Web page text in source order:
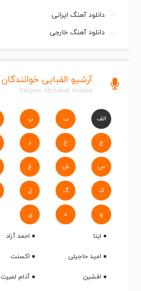
دانلود آهنگ ایرانی
دانلود آهنگ خارجی
آرشیو الفبایی خوانندگان
Singers Alphabet Archive
الف ب پ
ح خ د
س ش ع
ک گ ل
و ه ی
اینا
احمد آزاد
امید حاجیلی
اکسنت
افشین
آدام لمبرت